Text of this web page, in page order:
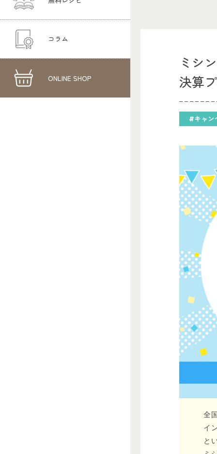
コラム
ONLINE SHOP
ミシ
決算
#キャン
全
イ
と